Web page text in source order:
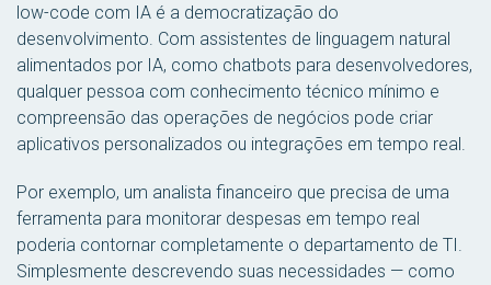
low-code com IA é a democratização do
desenvolvimento. Com assistentes de linguagem natural
alimentados por IA, como chatbots para desenvolvedores,
qualquer pessoa com conhecimento técnico mínimo e
compreensão das operações de negócios pode criar
aplicativos personalizados ou integrações em tempo real.
Por exemplo, um analista financeiro que precisa de uma
ferramenta para monitorar despesas em tempo real
poderia contornar completamente o departamento de TI.
Simplesmente descrevendo suas necessidades — como